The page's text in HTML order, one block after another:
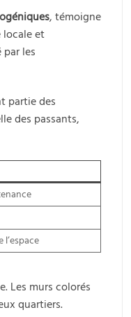
, témoigne
locale et
les
partie des
des passants,
Les murs colorés
quartiers.